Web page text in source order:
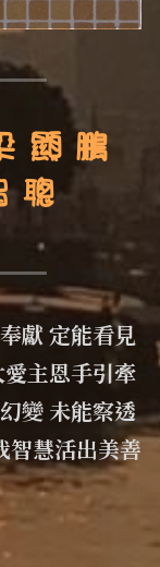
顯 鵬
聰
獻 定能看見
主恩手引牽
變 未能察透
智慧活出美善